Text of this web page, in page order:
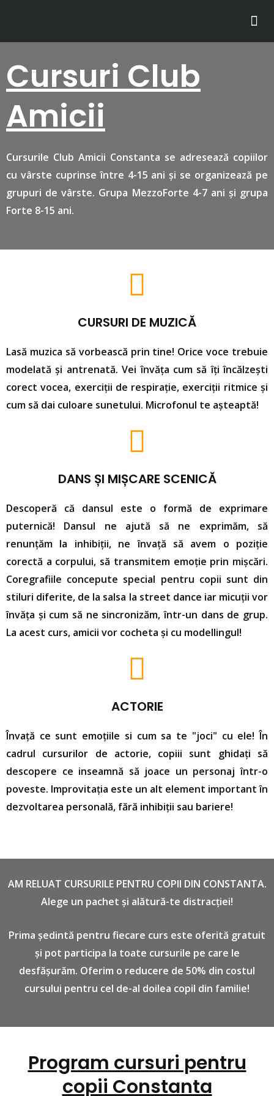
Cursuri Club
Amicii
Cursurile Club Amicii Constanta se adresează copiilor
cu vârste cuprinse între 4-15 ani și se organizează pe
grupuri de vârste. Grupa MezzoForte 4-7 ani și grupa
Forte 8-15 ani.
CURSURI DE MUZICĂ
Lasă muzica să vorbească prin tine! Orice voce trebuie
modelată și antrenată. Vei învăța cum să îți încălzești
corect vocea, exerciții de respirație, exerciții ritmice și
cum să dai culoare sunetului. Microfonul te așteaptă!
DANS ȘI MIȘCARE SCENICĂ
Descoperă că dansul este o formă de exprimare
puternică! Dansul ne ajută să ne exprimăm, să
renunțăm la inhibiții, ne învață să avem o poziție
corectă a corpului, să transmitem emoție prin mișcări.
Coregrafiile concepute special pentru copii sunt din
stiluri diferite, de la salsa la street dance iar micuții vor
învăța și cum să ne sincronizăm, într-un dans de grup.
La acest curs, amicii vor cocheta și cu modellingul!
ACTORIE
Învață ce sunt emoțiile si cum sa te "joci" cu ele! În
cadrul cursurilor de actorie, copiii sunt ghidați să
descopere ce inseamnă să joace un personaj într-o
poveste. Improvitația este un alt element important în
dezvoltarea personală, fără inhibiții sau bariere!
AM RELUAT CURSURILE PENTRU COPII DIN CONSTANTA.
Alege un pachet și alătură-te distracției!
Prima ședintă pentru fiecare curs este oferită gratuit
și pot participa la toate cursurile pe care le
desfășurăm. Oferim o reducere de 50% din costul
cursului pentru cel de-al doilea copil din familie!
Program cursuri pentru
copii Constanta